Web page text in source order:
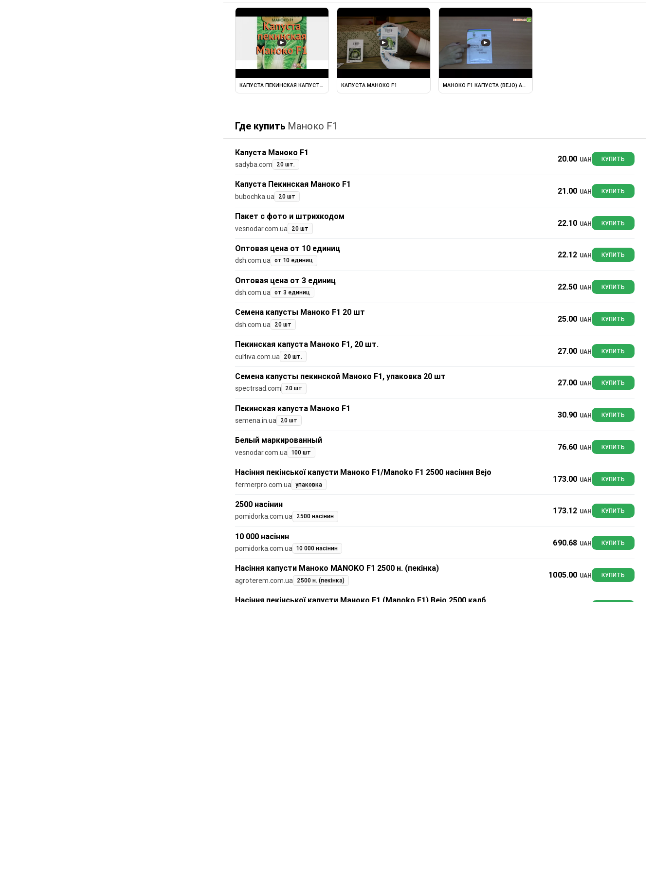
▶
КАПУСТА ПЕКИНСКАЯ КАПУСТА ПЕКИНСКАЯ МАНОКО F1 ОБЗОР: КАК ...
▶
КАПУСТА МАНОКО F1
▶
МАНОКО F1 КАПУСТА (BEJO) АНТИФЕЙК
Где купить Маноко F1
Капуста Маноко F1
sadyba.com 20 шт.
20.00 UAH КУПИТЬ
Капуста Пекинская Маноко F1
bubochka.ua 20 шт
21.00 UAH КУПИТЬ
Пакет с фото и штрихкодом
vesnodar.com.ua 20 шт
22.10 UAH КУПИТЬ
Оптовая цена от 10 единиц
dsh.com.ua от 10 единиц
22.12 UAH КУПИТЬ
Оптовая цена от 3 единиц
dsh.com.ua от 3 единиц
22.50 UAH КУПИТЬ
Семена капусты Маноко F1 20 шт
dsh.com.ua 20 шт
25.00 UAH КУПИТЬ
Пекинская капуста Маноко F1, 20 шт.
cultiva.com.ua 20 шт.
27.00 UAH КУПИТЬ
Семена капусты пекинской Маноко F1, упаковка 20 шт
spectrsad.com 20 шт
27.00 UAH КУПИТЬ
Пекинская капуста Маноко F1
semena.in.ua 20 шт
30.90 UAH КУПИТЬ
Белый маркированный
vesnodar.com.ua 100 шт
76.60 UAH КУПИТЬ
Насіння пекінської капусти Маноко F1/Manoko F1 2500 насіння Bejo
fermerpro.com.ua упаковка
173.00 UAH КУПИТЬ
2500 насінин
pomidorka.com.ua 2500 насінин
173.12 UAH КУПИТЬ
10 000 насінин
pomidorka.com.ua 10 000 насінин
690.68 UAH КУПИТЬ
Насіння капусти Маноко MANOKO F1 2500 н. (пекінка)
agroterem.com.ua 2500 н. (пекінка)
1005.00 UAH КУПИТЬ
Насіння пекінської капусти Маноко F1 (Manoko F1) Bejo 2500 калб